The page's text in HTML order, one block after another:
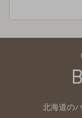
北海道の